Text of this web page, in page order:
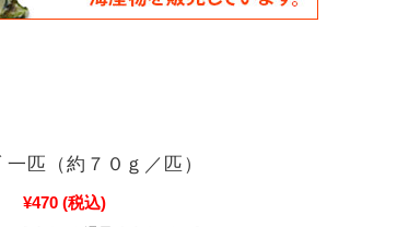
匹（約７０ｇ／匹）
¥470 (税込)